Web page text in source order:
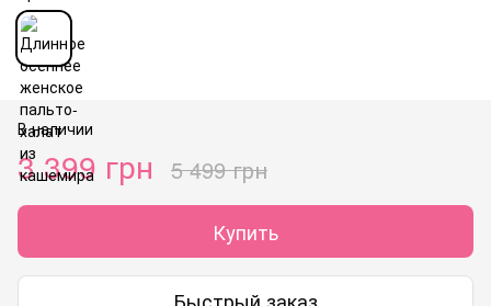
В наличии
3 399 грн 5 499 грн
Купить